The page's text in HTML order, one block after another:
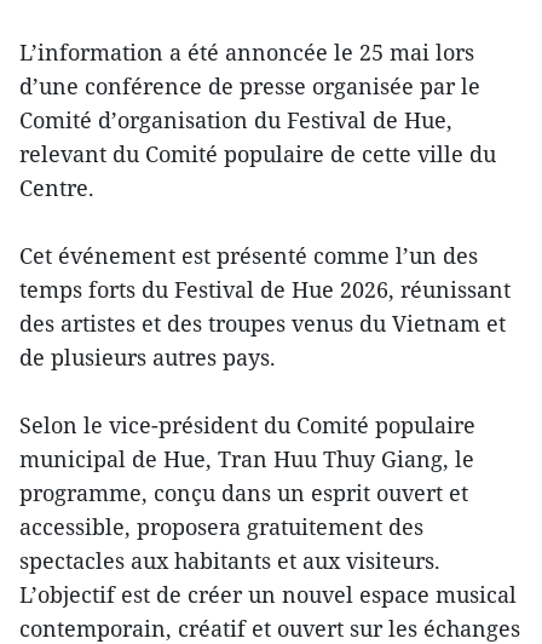
L’information a été annoncée le 25 mai lors
d’une conférence de presse organisée par le
Comité d’organisation du Festival de Hue,
relevant du Comité populaire de cette ville du
Centre.
Cet événement est présenté comme l’un des
temps forts du Festival de Hue 2026, réunissant
des artistes et des troupes venus du Vietnam et
de plusieurs autres pays.
Selon le vice-président du Comité populaire
municipal de Hue, Tran Huu Thuy Giang, le
programme, conçu dans un esprit ouvert et
accessible, proposera gratuitement des
spectacles aux habitants et aux visiteurs.
L’objectif est de créer un nouvel espace musical
contemporain, créatif et ouvert sur les échanges